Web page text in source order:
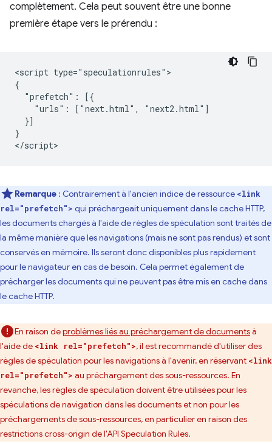
complètement. Cela peut souvent être une bonne
première étape vers le prérendu :
<script type="speculationrules">
{
  "prefetch": [{
    "urls": ["next.html", "next2.html"]
  }]
}
Remarque : Contrairement à l'ancien indice de ressource <link
rel="prefetch"> qui préchargeait uniquement dans le cache HTTP,
les documents chargés à l'aide de règles de spéculation sont traités de
la même manière que les navigations (mais ne sont pas rendus) et sont
conservés en mémoire. Ils seront donc disponibles plus rapidement
pour le navigateur en cas de besoin. Cela permet également de
précharger les documents qui ne peuvent pas être mis en cache dans
le cache HTTP.
En raison deproblèmes liés au préchargement de documentsà
l'aide de <link rel="prefetch">, il est recommandé d'utiliser des
règles de spéculation pour les navigations à l'avenir, en réservant <link
rel="prefetch"> au préchargement des sous-ressources. En
revanche, les règles de spéculation doivent être utilisées pour les
spéculations de navigation dans les documents et non pour les
préchargements de sous-ressources, en particulier en raison des
restrictions cross-origin de l'API Speculation Rules.